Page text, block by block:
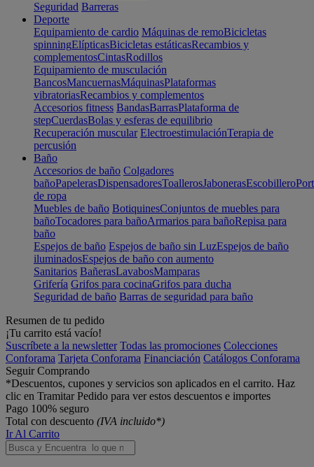
Seguridad Barreras
Deporte
Equipamiento de cardio Máquinas de remoBicicletas
spinningElípticasBicicletas estáticasRecambios y
complementosCintasRodillos
Equipamiento de musculación
BancosMancuernasMáquinasPlataformas
vibratoriasRecambios y complementos
Accesorios fitness BandasBarrasPlataforma de
stepCuerdasBolas y esferas de equilibrio
Recuperación muscular ElectroestimulaciónTerapia de
percusión
Baño
Accesorios de baño Colgadores
bañoPapelerasDispensadoresToallerosJabonerasEscobillero
de ropa
Muebles de baño BotiquinesConjuntos de muebles para
bañoTocadores para bañoArmarios para bañoRepisa para
baño
Espejos de baño Espejos de baño sin LuzEspejos de baño
iluminadosEspejos de baño con aumento
Sanitarios BañerasLavabosMamparas
Grifería Grifos para cocinaGrifos para ducha
Seguridad de baño Barras de seguridad para baño
Resumen de tu pedido
¡Tu carrito está vacío!
Suscríbete a la newsletter Todas las promociones Colecciones
Conforama Tarjeta Conforama Financiación Catálogos Conforama
Seguir Comprando
*Descuentos, cupones y servicios son aplicados en el carrito. Haz
clic en Tramitar Pedido para ver estos descuentos e importes
Pago 100% seguro
Total con descuento (IVA incluido*)
Ir Al Carrito